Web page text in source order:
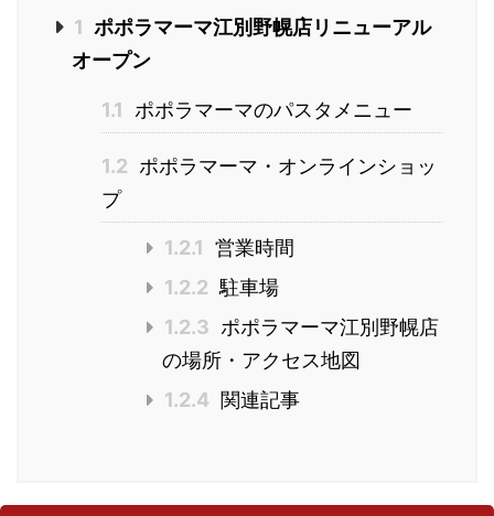
1 ポポラマーマ江別野幌店リニューアル
オープン
1.1 ポポラマーマのパスタメニュー
1.2 ポポラマーマ・オンラインショッ
プ
1.2.1 営業時間
1.2.2 駐車場
1.2.3 ポポラマーマ江別野幌店
の場所・アクセス地図
1.2.4
関連記事